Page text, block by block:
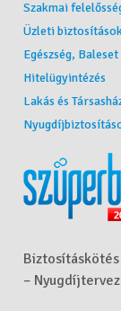
Szakmai
Üzleti
Egészség,
Hitelügyintézés
Lakás és
–